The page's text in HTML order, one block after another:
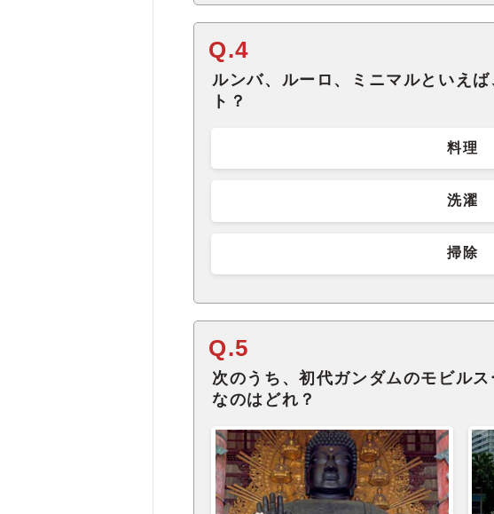
Q.4
ルンバ、ルーロ、ミニマルといえ
ト？
料理
洗濯
掃除
Q.5
次のうち、初代ガンダムのモビル
なのはどれ？